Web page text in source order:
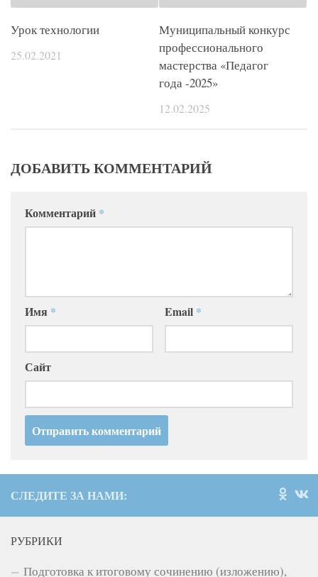
Урок технологии
25.02.2021
Муниципальный конкурс
профессионального
мастерства «Педагог
года -2025»
12.02.2025
ДОБАВИТЬ КОММЕНТАРИЙ
Комментарий *
Имя * Email *
Сайт
СЛЕДИТЕ ЗА НАМИ:
РУБРИКИ
Подготовка к итоговому сочинению (изложению),